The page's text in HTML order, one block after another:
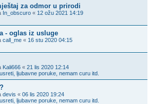
za odmor u prirodi
In_obscuro « 12 ožu 2021 14:19
- oglas iz usluge
call_me « 16 stu 2020 04:15
Kali666 « 21 lis 2020 12:14
ljubavne poruke, nemam curu itd.
devis « 06 lis 2020 19:24
ljubavne poruke, nemam curu itd.